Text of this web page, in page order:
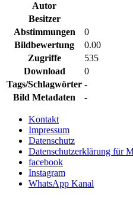
Autor
Besitzer
Abstimmungen
0
Bildbewertung
0.00
Zugriffe
535
Download
0
Tags/Schlagwörter -
Bild Metadaten
-
Kontakt
Impressum
Datenschutz
Datenschutzerklärung für
facebook
Instagram
WhatsApp Kanal